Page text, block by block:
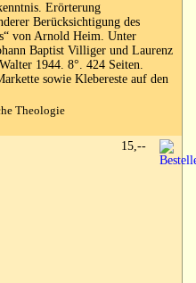
Erörterung
Berücksichtigung des
von Arnold Heim. Unter
Baptist Villiger und Laurenz
1944. 8°. 424 Seiten.
sowie Klebereste auf den
Theologie
15,--